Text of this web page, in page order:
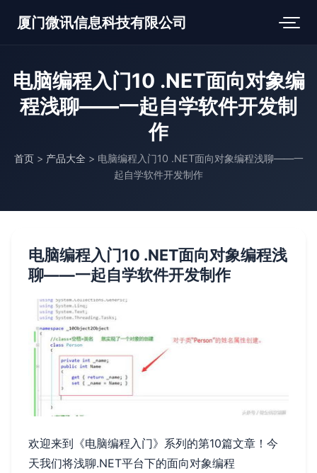
厦门微讯信息科技有限公司
电脑编程入门10 .NET面向对象编
程浅聊——一起自学软件开发制
作
首页 > 产品大全 > 电脑编程入门10 .NET面向对象编程浅聊——一
起自学软件开发制作
电脑编程入门10 .NET面向对象编程浅
聊——一起自学软件开发制作
欢迎来到《电脑编程入门》系列的第10篇文章！今
天我们将浅聊.NET平台下的面向对象编程